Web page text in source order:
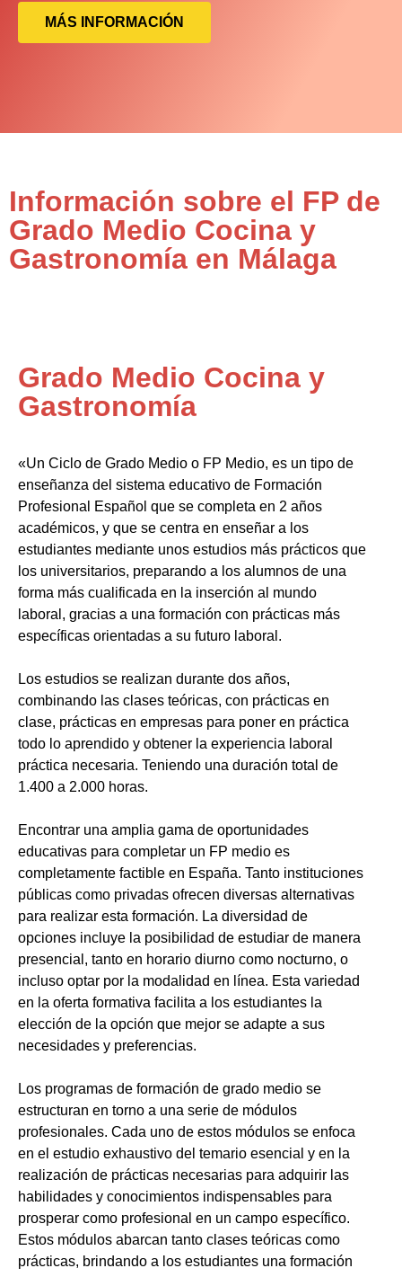
MÁS INFORMACIÓN
Información sobre el FP de
Grado Medio Cocina y
Gastronomía en Málaga
Grado Medio Cocina y
Gastronomía
«Un Ciclo de Grado Medio o FP Medio, es un tipo de
enseñanza del sistema educativo de Formación
Profesional Español que se completa en 2 años
académicos, y que se centra en enseñar a los
estudiantes mediante unos estudios más prácticos que
los universitarios, preparando a los alumnos de una
forma más cualificada en la inserción al mundo
laboral, gracias a una formación con prácticas más
específicas orientadas a su futuro laboral.
Los estudios se realizan durante dos años,
combinando las clases teóricas, con prácticas en
clase, prácticas en empresas para poner en práctica
todo lo aprendido y obtener la experiencia laboral
práctica necesaria. Teniendo una duración total de
1.400 a 2.000 horas.
Encontrar una amplia gama de oportunidades
educativas para completar un FP medio es
completamente factible en España. Tanto instituciones
públicas como privadas ofrecen diversas alternativas
para realizar esta formación. La diversidad de
opciones incluye la posibilidad de estudiar de manera
presencial, tanto en horario diurno como nocturno, o
incluso optar por la modalidad en línea. Esta variedad
en la oferta formativa facilita a los estudiantes la
elección de la opción que mejor se adapte a sus
necesidades y preferencias.
Los programas de formación de grado medio se
estructuran en torno a una serie de módulos
profesionales. Cada uno de estos módulos se enfoca
en el estudio exhaustivo del temario esencial y en la
realización de prácticas necesarias para adquirir las
habilidades y conocimientos indispensables para
prosperar como profesional en un campo específico.
Estos módulos abarcan tanto clases teóricas como
prácticas, brindando a los estudiantes una formación